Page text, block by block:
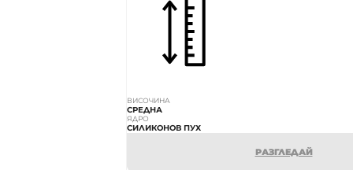
ВИСОЧИНА
СРЕДНА
ЯДРО
СИЛИКОНОВ ПУХ
РАЗГЛЕДАЙ